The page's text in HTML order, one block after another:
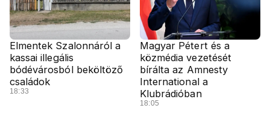
Elmentek Szalonnáról a
kassai illegális
bódévárosból beköltöző
családok
18:33
Magyar Pétert és a
közmédia vezetését
bírálta az Amnesty
International a
Klubrádióban
18:05